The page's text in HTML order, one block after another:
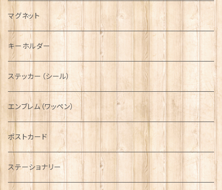
キャスケット
ディアストーカー
ニット帽
タータン【Bronte by Moon】
タータン【Glencroft】
ボタンラップマフラー【Aran Traditions】
サッシュ
スカーフ
ファッションマスク
チャーム
その他のアクセサリー
ラブスプーン【SION LLEWELLYN】
ラブスプーン【PAUL CURTIS】
ファブリック
ペーパーナプキン
ティーコジー
その他テーブルウェア
ジェネラルデザイン
乗り物
動物＆植物
国旗＆紋章
音楽＆楽器
運動＆人物
シンボル
ミリタリー
NAVY
AIRFORCE
ARMY
ピューター
マグネット
キーホルダー
ステッカー（シール）
エンブレム（ワッペン）
ポストカード
ステーショナリー